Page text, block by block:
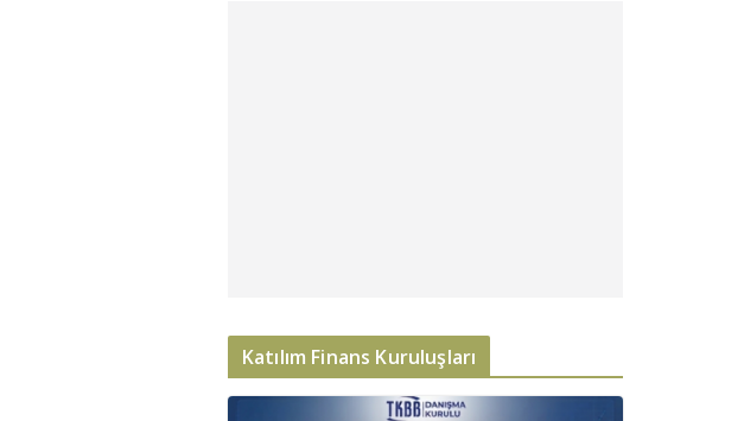
Katılım Finans Kuruluşları